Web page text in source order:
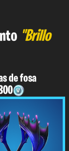
"Brillo
de fosa